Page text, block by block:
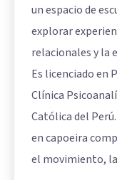
un espacio de
explorar
relacionales y la
Es licenciado en
Clínica
Católica del
en capoeira
el movimiento,